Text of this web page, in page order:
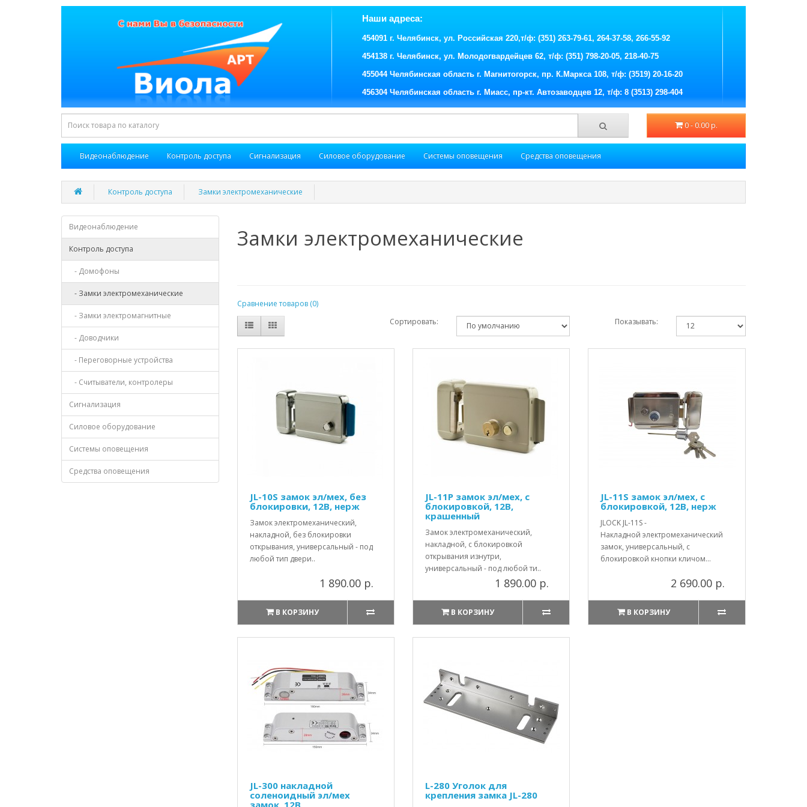
Наши адреса:
454091 г. Челябинск, ул. Российская 220,т/ф: (351) 263-79-61, 264-37-58, 266-55-92
454138 г. Челябинск, ул. Молодогвардейцев 62, т/ф: (351) 798-20-05, 218-40-75
455044 Челябинская область г. Магнитогорск, пр. К.Маркса 108, т/ф: (3519) 20-16-20
456304 Челябинская область г. Миасс, пр-кт. Автозаводцев 12, т/ф: 8 (3513) 298-404
0 - 0.00 р.
Видеонаблюдение Контроль доступа Сигнализация Силовое оборудование Системы оповещения Средства оповещения
Контроль доступа Замки электромеханические
Видеонаблюдение
Контроль доступа
- Домофоны
- Замки электромеханические
- Замки электромагнитные
- Доводчики
- Переговорные устройства
- Считыватели, контролеры
Сигнализация
Силовое оборудование
Системы оповещения
Средства оповещения
Замки электромеханические
Сравнение товаров (0)
Сортировать:
Показывать:
JL-10S замок эл/мех, без
блокировки, 12В, нерж
Замок электромеханический,
накладной, без блокировки
открывания, универсальный - под
любой тип двери..
1 890.00 р.
В КОРЗИНУ
JL-11P замок эл/мех, с
блокировкой, 12В,
крашенный
Замок электромеханический,
накладной, с блокировкой
открывания изнутри,
универсальный - под любой ти..
1 890.00 р.
В КОРЗИНУ
JL-11S замок эл/мех, с
блокировкой, 12В, нерж
JLOCK JL-11S -
Накладной электромеханический
замок, универсальный, с
блокировкой кнопки кличом...
2 690.00 р.
В КОРЗИНУ
JL-300 накладной
соленоидный эл/мех
замок, 12В
L-280 Уголок для
крепления замка JL-280